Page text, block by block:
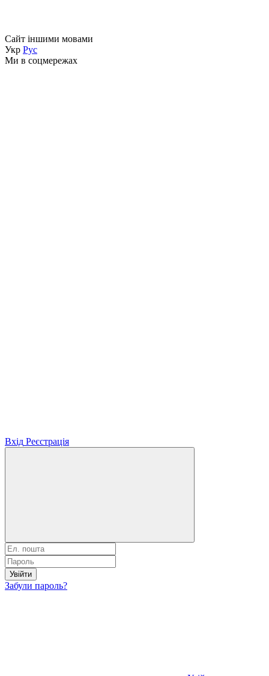
Сайт іншими мовами
Укр Рус
Ми в соцмережах
Вхід Реєстрація
Увійти
Забули пароль?